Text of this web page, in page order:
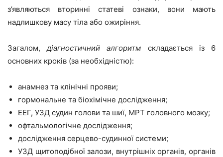
з’являються вторинні статеві ознаки, вони мають
надлишкову масу тіла або ожиріння.
Загалом,діагностичний алгоритм складається із 6
основних кроків (за необхідністю):
анамнез та клінічні прояви;
гормональне та біохімічне дослідження;
ЕЕГ, УЗД судин голови та шиї, МРТ головного мозку;
офтальмологічне дослідження;
дослідження серцево-судинної системи;
УЗД щитоподібної залози, внутрішніх органів, органів